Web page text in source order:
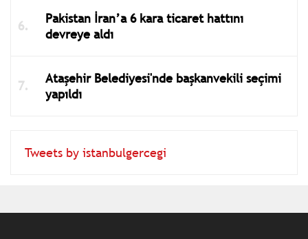
Pakistan İran’a 6 kara ticaret hattını
devreye aldı
Ataşehir Belediyesi'nde başkanvekili seçimi
yapıldı
Tweets by istanbulgercegi